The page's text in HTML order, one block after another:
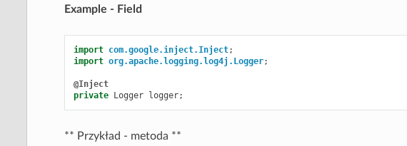
Example - Field
import com.google.inject.Inject;
import org.apache.logging.log4j.Logger;
@Inject
private Logger logger;
** Przykład - metoda **